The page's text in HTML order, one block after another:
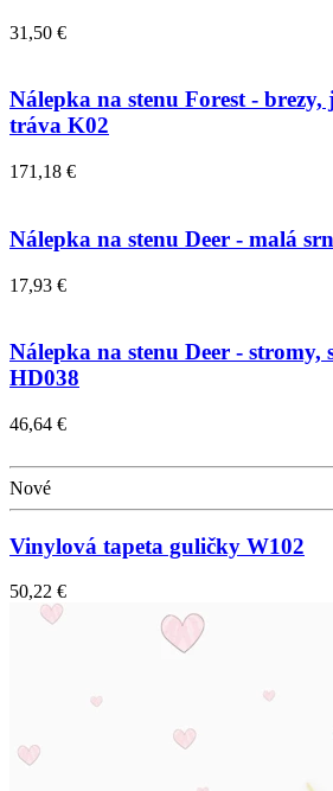
31,50 €
Nálepka na stenu Forest - brezy,
tráva K02
171,18 €
Nálepka na stenu Deer - malá
17,93 €
Nálepka na stenu Deer - stromy,
HD038
46,64 €
Nové
Vinylová tapeta guličky W102
50,22 €